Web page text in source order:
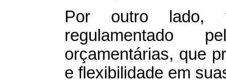
Por outro lado,
regulamentado
orçamentárias, que
e flexibilidade em